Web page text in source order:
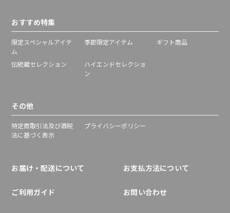
おすすめ特集
限定スペシャルアイテ
ム
季節限定アイテム ギフト商品
伝統蔵セレクション
ハイエンドセレクショ
ン
その他
特定商取引法及び酒税
法に基づく表示
プライバシーポリシー
お届け・配送について お支払方法について
ご利用ガイド お問い合わせ